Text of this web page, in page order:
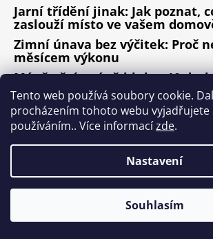
Tento web používá soubory cookie.
procházením tohoto webu vyjadřujete
používáním.. Více informacízde.
Nastavení
Souhlasím
Jarní třídění jinak: Jak poznat,
zaslouží místo ve vašem
Zimní únava bez výčitek: Proč
měsícem výkonu
Méně věcí, méně hluku: 10
které fungují
ARCHIV
Copyright 2026Design ala Nature.
Upravit nastavení